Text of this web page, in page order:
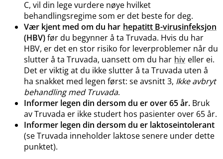
C, vil din lege vurdere nøye hvilket
behandlingsregime som er det beste for deg.
Vær kjent med om du har hepatitt B-virusinfeksjon
(HBV)før du begynner å ta Truvada. Hvis du har
HBV, er det en stor risiko for leverproblemer når du
slutter å ta Truvada, uansett om du har hiv eller ei.
Det er viktig at du ikke slutter å ta Truvada uten å
ha snakket med legen først: se avsnitt 3, Ikke avbryt
behandling med Truvada.
Informer legen din dersom du er over 65 år. Bruk
av Truvada er ikke studert hos pasienter over 65 år.
Informer legen din dersom du er laktoseintolerant
(se Truvada inneholder laktose senere under dette
punktet).